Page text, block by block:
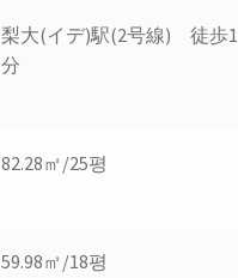
梨大(イデ)駅(2号線) 徒歩1
分
82.28㎡/25평
59.98㎡/18평